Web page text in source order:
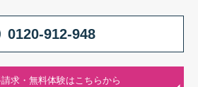
0120-912-948
請求・無料体験はこちらから